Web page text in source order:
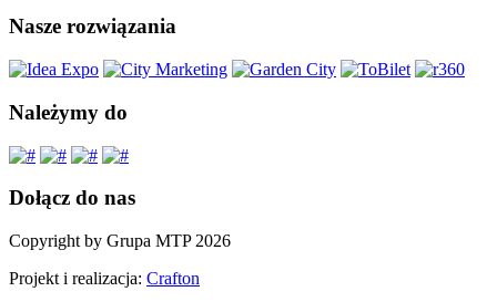
Nasze rozwiązania
Należymy do
Dołącz do nas
Copyright by Grupa MTP 2026
Projekt i realizacja: Crafton